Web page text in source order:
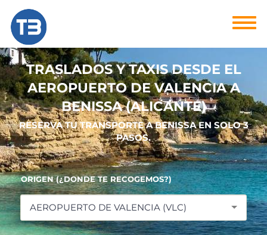
TRASLADOS Y TAXIS DESDE EL
AEROPUERTO DE VALENCIA A
BENISSA (ALICANTE)
RESERVA TU TRANSPORTE A BENISSA EN SOLO 3
PASOS.
ORIGEN (¿DONDE TE RECOGEMOS?)
AEROPUERTO DE VALENCIA (VLC)